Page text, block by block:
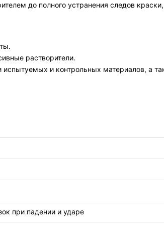
до полного устранения следов
растворители.
испытуемых и контрольных материалов, а
при падении и ударе